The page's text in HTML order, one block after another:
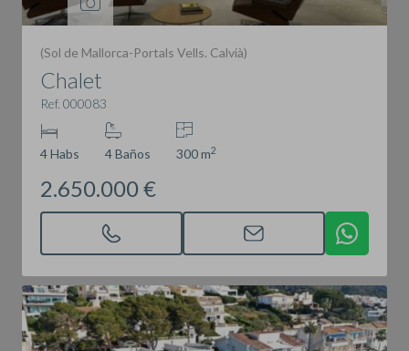
(Sol de Mallorca-Portals Vells. Calvià)
Chalet
Ref. 000083
4 Habs 4 Baños 300 m2
2.650.000 €